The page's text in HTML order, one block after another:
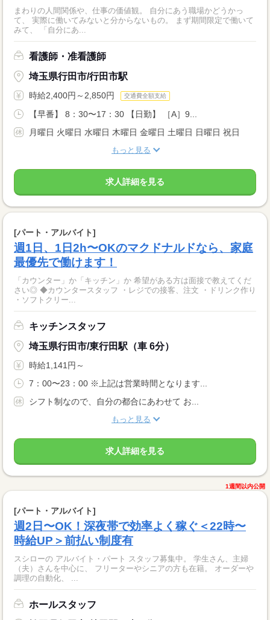
まわりの人間関係や、仕事の価値観。 自分にあう職場かどうかっ
て、 実際に働いてみないと分からないもの。 まず期間限定で働いて
みて、 「自分にあ...
看護師・准看護師
埼玉県行田市/行田市駅
時給2,400円～2,850円 交通費全額支給
【早番】 8：30〜17：30 【日勤】 ［A］9...
月曜日 火曜日 水曜日 木曜日 金曜日 土曜日 日曜日 祝日
もっと見る
求人詳細を見る
[パート・アルバイト]
週1日、1日2h〜OKのマクドナルドなら、家庭
最優先で働けます！
「カウンター」か「キッチン」か 希望がある方は面接で教えてくだ
さい◎ ◆カウンタースタッフ ・レジでの接客、注文 ・ドリンク作り
・ソフトクリー...
キッチンスタッフ
埼玉県行田市/東行田駅（車 6分）
時給1,141円～
7：00〜23：00 ※上記は営業時間となります...
シフト制なので、自分の都合にあわせて お...
もっと見る
求人詳細を見る
1週間以内公開
[パート・アルバイト]
週2日〜OK！深夜帯で効率よく稼ぐ＜22時〜
時給UP＞前払い制度有
スシローの アルバイト・パート スタッフ募集中。 学生さん、主婦
（夫）さんを中心に、 フリーターやシニアの方も在籍。 オーダーや
調理の自動化、 ...
ホールスタッフ